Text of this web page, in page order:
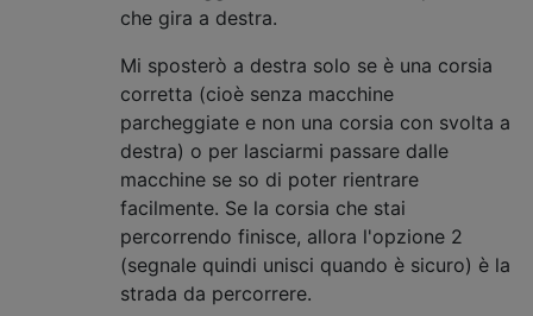
che gira a destra.
Mi sposterò a destra solo se è una corsia
corretta (cioè senza macchine
parcheggiate e non una corsia con svolta a
destra) o per lasciarmi passare dalle
macchine se so di poter rientrare
facilmente. Se la corsia che stai
percorrendo finisce, allora l'opzione 2
(segnale quindi unisci quando è sicuro) è la
strada da percorrere.